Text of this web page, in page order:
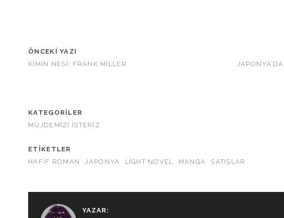
ÖNCEKI YAZI
KIMIN NESI: FRANK MILLER
KATEGORILER
MÜJDEMIZI İSTERIZ
ETIKETLER
HAFIF ROMAN
JAPONYA LIGHT NOVEL MANGA SATIŞLAR
YAZAR: